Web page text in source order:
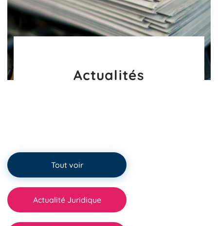
Actualités
Tout voir
Actualité Juridique